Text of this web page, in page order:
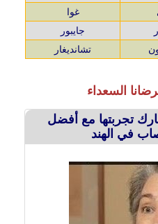
غوا
جايبور
تشانديغار
السعداء
تجربتها مع أفضل
في الهند